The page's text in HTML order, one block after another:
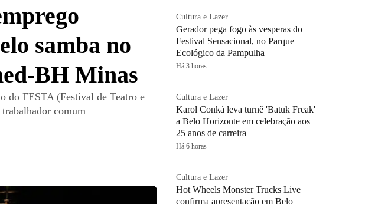
samba no
BH Minas
do FESTA (Festival de Teatro e
comum
Cultura e Lazer
Gerador pega fogo às vesperas do
Festival Sensacional, no Parque
Ecológico da Pampulha
Há 3 horas
Cultura e Lazer
Karol Conká leva turnê 'Batuk Freak'
a Belo Horizonte em celebração aos
25 anos de carreira
Há 6 horas
Cultura e Lazer
Hot Wheels Monster Trucks Live
confirma apresentação em Belo